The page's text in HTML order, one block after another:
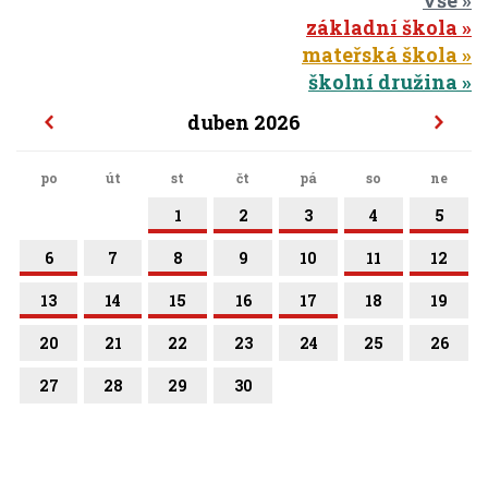
základní škola
mateřská škola
školní družina
duben 2026
po út st čt pá so ne
1 2 3 4 5
6 7 8 9 10 11 12
13 14 15 16 17 18 19
20 21 22 23 24 25 26
27 28 29 30